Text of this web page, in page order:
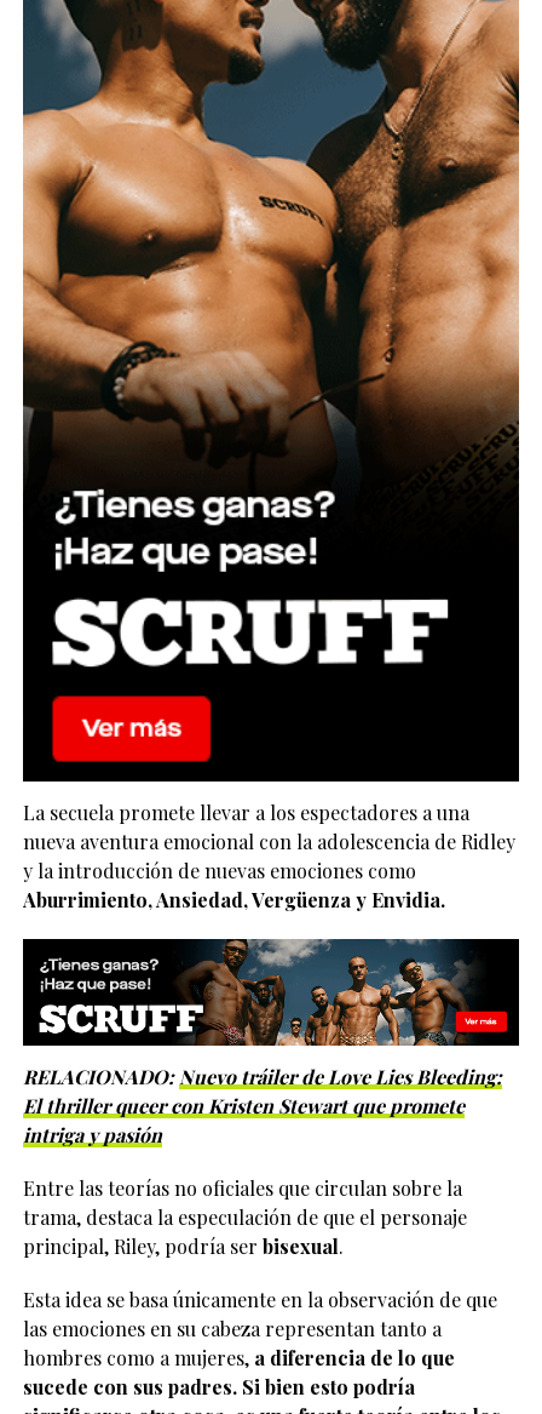
La secuela promete llevar a los espectadores a una
nueva aventura emocional con la adolescencia de Ridley
y la introducción de nuevas emociones como
Aburrimiento, Ansiedad, Vergüenza y Envidia.
RELACIONADO: Nuevo tráiler de Love Lies Bleeding:
El thriller queer con Kristen Stewart que promete
intriga y pasión
Entre las teorías no oficiales que circulan sobre la
trama, destaca la especulación de que el personaje
principal, Riley, podría ser bisexual.
Esta idea se basa únicamente en la observación de que
las emociones en su cabeza representan tanto a
hombres como a mujeres,a diferencia de lo que
sucede con sus padres. Si bien esto podría